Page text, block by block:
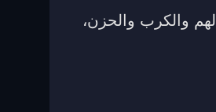
والكرب والحزن،